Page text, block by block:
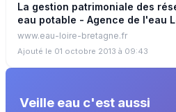
La gestion patrimoniale des
eau potable - Agence de l'eau
www.eau-loire-bretagne.fr
Ajouté le 01 octobre 2013 à 09:43
Veille eau c'est aussi